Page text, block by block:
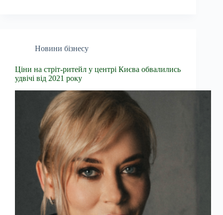
Новини бізнесу
Ціни на стріт-ритейл у центрі Києва обвалились
удвічі від 2021 року